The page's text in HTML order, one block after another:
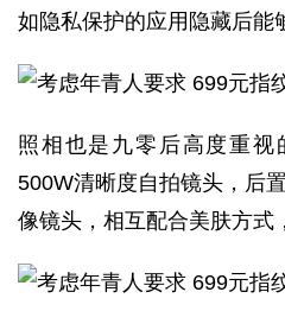
如隐私保护的应用隐藏后能
照相也是九零后高度重视
500W清晰度自拍镜头，后
像镜头，相互配合美肤方式